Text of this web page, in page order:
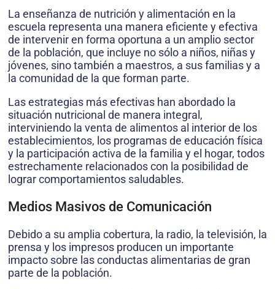
La enseñanza de nutrición y alimentación en la
escuela representa una manera eficiente y efectiva
de intervenir en forma oportuna a un amplio sector
de la población, que incluye no sólo a niños, niñas y
jóvenes, sino también a maestros, a sus familias y a
la comunidad de la que forman parte.
Las estrategias más efectivas han abordado la
situación nutricional de manera integral,
interviniendo la venta de alimentos al interior de los
establecimientos, los programas de educación física
y la participación activa de la familia y el hogar, todos
estrechamente relacionados con la posibilidad de
lograr comportamientos saludables.
Medios Masivos de Comunicación
Debido a su amplia cobertura, la radio, la televisión, la
prensa y los impresos producen un importante
impacto sobre las conductas alimentarias de gran
parte de la población.